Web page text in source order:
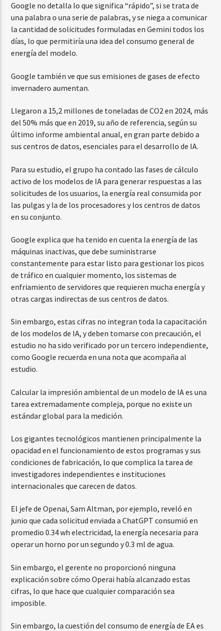
Google no detalla lo que significa “rápido”, si se trata de
una palabra o una serie de palabras, y se niega a comunicar
la cantidad de solicitudes formuladas en Gemini todos los
días, lo que permitiría una idea del consumo general de
energía del modelo.
Google también ve que sus emisiones de gases de efecto
invernadero aumentan.
Llegaron a 15,2 millones de toneladas de CO2 en 2024, más
del 50% más que en 2019, su año de referencia, según su
último informe ambiental anual, en gran parte debido a
sus centros de datos, esenciales para el desarrollo de IA.
Para su estudio, el grupo ha contado las fases de cálculo
activo de los modelos de IA para generar respuestas a las
solicitudes de los usuarios, la energía real consumida por
las pulgas y la de los procesadores y los centros de datos
en su conjunto.
Google explica que ha tenido en cuenta la energía de las
máquinas inactivas, que debe suministrarse
constantemente para estar listo para gestionar los picos
de tráfico en cualquier momento, los sistemas de
enfriamiento de servidores que requieren mucha energía y
otras cargas indirectas de sus centros de datos.
Sin embargo, estas cifras no integran toda la capacitación
de los modelos de IA, y deben tomarse con precaución, el
estudio no ha sido verificado por un tercero independiente,
como Google recuerda en una nota que acompaña al
estudio.
Calcular la impresión ambiental de un modelo de IA es una
tarea extremadamente compleja, porque no existe un
estándar global para la medición.
Los gigantes tecnológicos mantienen principalmente la
opacidad en el funcionamiento de estos programas y sus
condiciones de fabricación, lo que complica la tarea de
investigadores independientes e instituciones
internacionales que carecen de datos.
El jefe de Openai, Sam Altman, por ejemplo, reveló en
junio que cada solicitud enviada a ChatGPT consumió en
promedio 0.34 wh electricidad, la energía necesaria para
operar un horno por un segundo y 0.3 ml de agua.
Sin embargo, el gerente no proporcionó ninguna
explicación sobre cómo Operai había alcanzado estas
cifras, lo que hace que cualquier comparación sea
imposible.
Sin embargo, la cuestión del consumo de energía de EA es